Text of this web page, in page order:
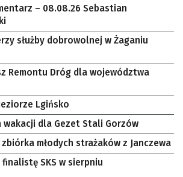
– 08.08.26 Sebastian
służby dobrowolnej w Żaganiu
Remontu Dróg dla województwa
Lgińsko
wakacji dla Gezet Stali Gorzów
młodych strażaków z Janczewa
SKS w sierpniu